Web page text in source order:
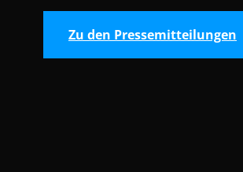
Zu den Pressemitteilungen